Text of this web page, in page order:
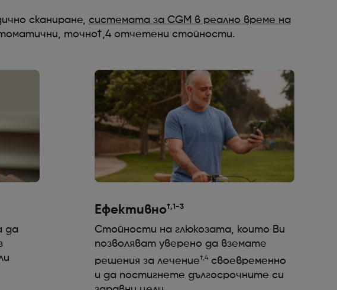
сканиране, системата за CGM в реално време на
точно†,4 отчетени стойности.
да
Ефективно†,1-3
Стойности на глюкозата, които Ви
позволяват уверено да вземате
решения за лечение†,4своевременно
и да постигнете дългосрочните си